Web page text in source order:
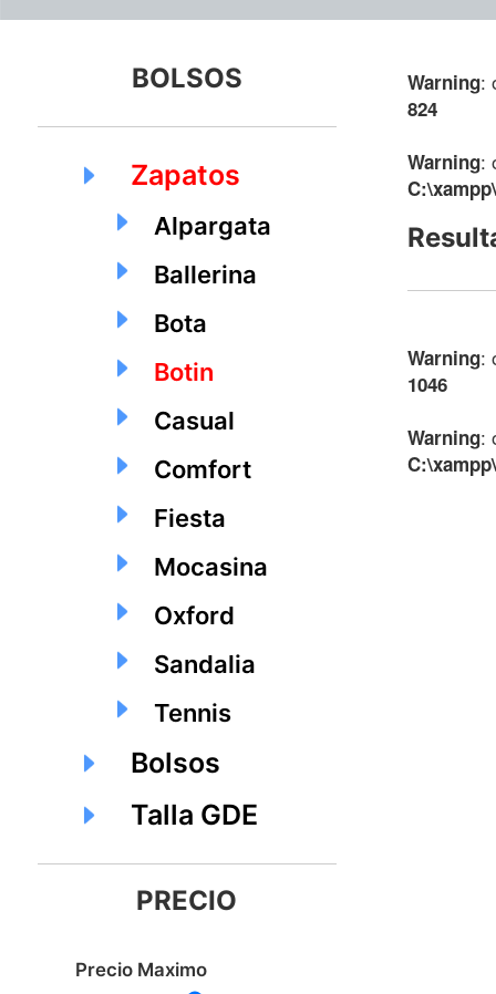
BOLSOS
Zapatos
Alpargata
Ballerina
Bota
Botin
Casual
Comfort
Fiesta
Mocasina
Oxford
Sandalia
Tennis
Bolsos
Talla GDE
PRECIO
Precio Maximo
Warning:
824
Warning:
Warning:
1046
Warning: